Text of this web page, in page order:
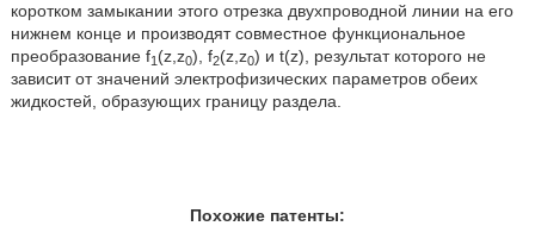
коротком замыкании этого отрезка двухпроводной линии на его
нижнем конце и производят совместное функциональное
преобразование f1 (z,z0), f2(z,z0) и t(z), результат которого не
зависит от значений электрофизических параметров обеих
жидкостей, образующих границу раздела.
Похожие патенты: